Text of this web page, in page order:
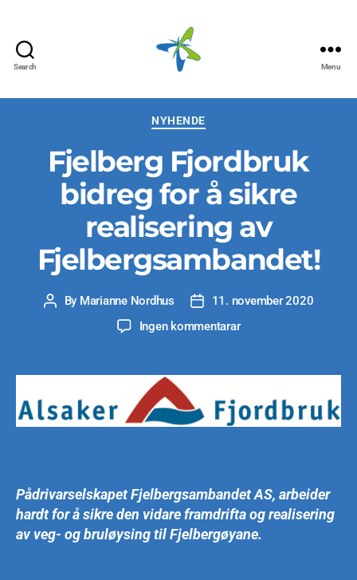
Search
AS
Menu
Categories
NYHENDE
Fjelberg Fjordbruk
bidreg for å sikre
realisering av
Fjelbergsambandet!
Post
By Marianne Nordhus
Post11. november 2020
Ingen kommentarartil
bidreg
å
sikre
Pådrivarselskapet Fjelbergsambandet AS, arbeider
hardt for å sikre den vidare framdrifta og realisering
av veg- og bruløysing til Fjelbergøyane.